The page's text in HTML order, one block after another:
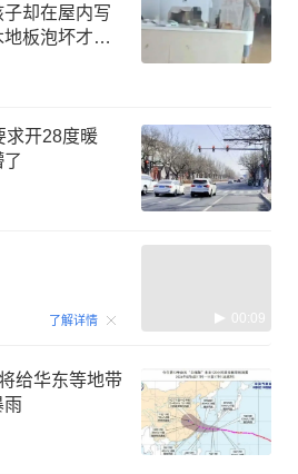
却在屋内写
板泡坏才关
强管理
求开28度暖
了解详情 00:09
给华东等地带
雨